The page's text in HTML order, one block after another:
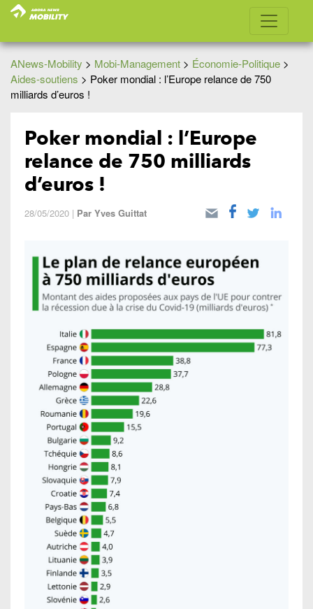
ANews-Mobility > Mobi-Management > Économie-Politique >
Aides-soutiens > Poker mondial : l’Europe relance de 750
milliards d’euros !
Poker mondial : l’Europe
relance de 750 milliards
d’euros !
28/05/2020 | Par Yves Guittat